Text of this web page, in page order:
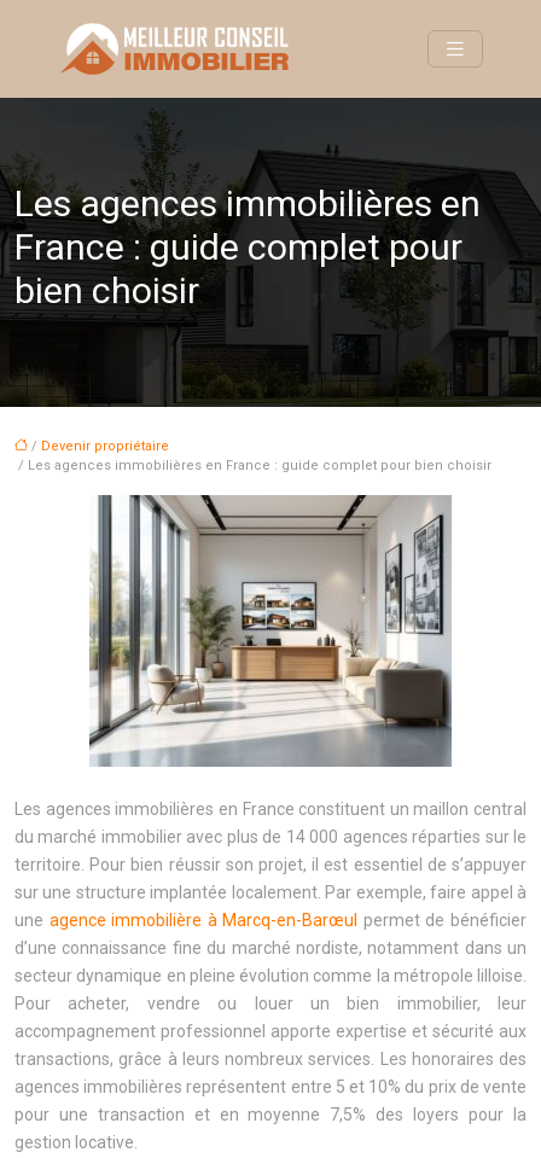
Les agences immobilières en
France : guide complet pour
bien choisir
/ Devenir propriétaire
/ Les agences immobilières en France : guide complet pour bien choisir
Les agences immobilières en France constituent un maillon central
du marché immobilier avec plus de 14 000 agences réparties sur le
territoire. Pour bien réussir son projet, il est essentiel de s’appuyer
sur une structure implantée localement. Par exemple, faire appel à
une agence immobilière à Marcq-en-Barœul
permet de bénéficier
d’une connaissance fine du marché nordiste, notamment dans un
secteur dynamique en pleine évolution comme la métropole lilloise.
Pour acheter, vendre ou louer un bien immobilier, leur
accompagnement professionnel apporte expertise et sécurité aux
transactions, grâce à leurs nombreux services. Les honoraires des
agences immobilières représentent entre 5 et 10% du prix de vente
pour une transaction et en moyenne 7,5% des loyers pour la
gestion locative.